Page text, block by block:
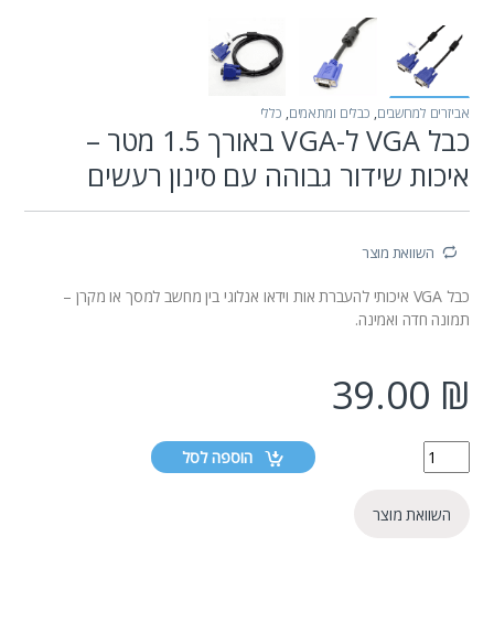
אביזרים למחשבים, כבלים ומתאמים, כללי
כבל VGA ל-VGA באורך 1.5 מטר –
איכות שידור גבוהה עם סינון רעשים
השוואת מוצר
כבל VGA איכותי להעברת אות וידאו אנלוגי בין מחשב למסך או מקרן –
תמונה חדה ואמינה.
39.00 ₪
הוספה לסל
השוואת מוצר